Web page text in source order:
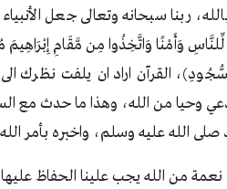
ربنا سبحانه وتعالى جعل
وَأَمْنًا وَاتَّخِذُوا مِن مَّقَامِ
القرآن اراد ان يلفت نظرك
وحيا من الله، وهذا ما حدث مع
الله عليه وسلم، واخبره بأمر الله
من الله يجب علينا الحفاظ